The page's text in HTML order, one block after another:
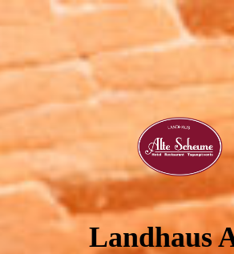
Landhaus